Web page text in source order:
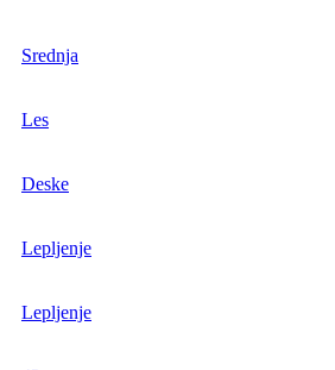
Srednja
Les
Deske
Lepljenje
Lepljenje